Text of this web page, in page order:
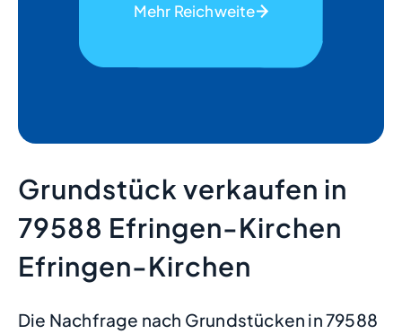
Mehr Reichweite
Grundstück verkaufen in
79588 Efringen-Kirchen
Efringen-Kirchen
Die Nachfrage nach Grundstücken in 79588